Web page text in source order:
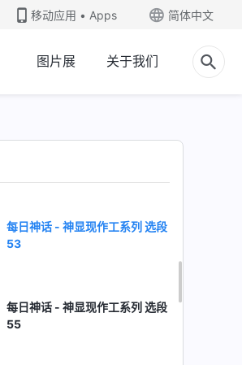
移动应用 • Apps 简体中文
图片展 关于我们
每日神话 - 神显现作工系列 选段
每日神话 - 神显现作工系列 选段
每日神话 - 神显现作工系列 选段
53
每日神话 - 神显现作工系列 选段
55